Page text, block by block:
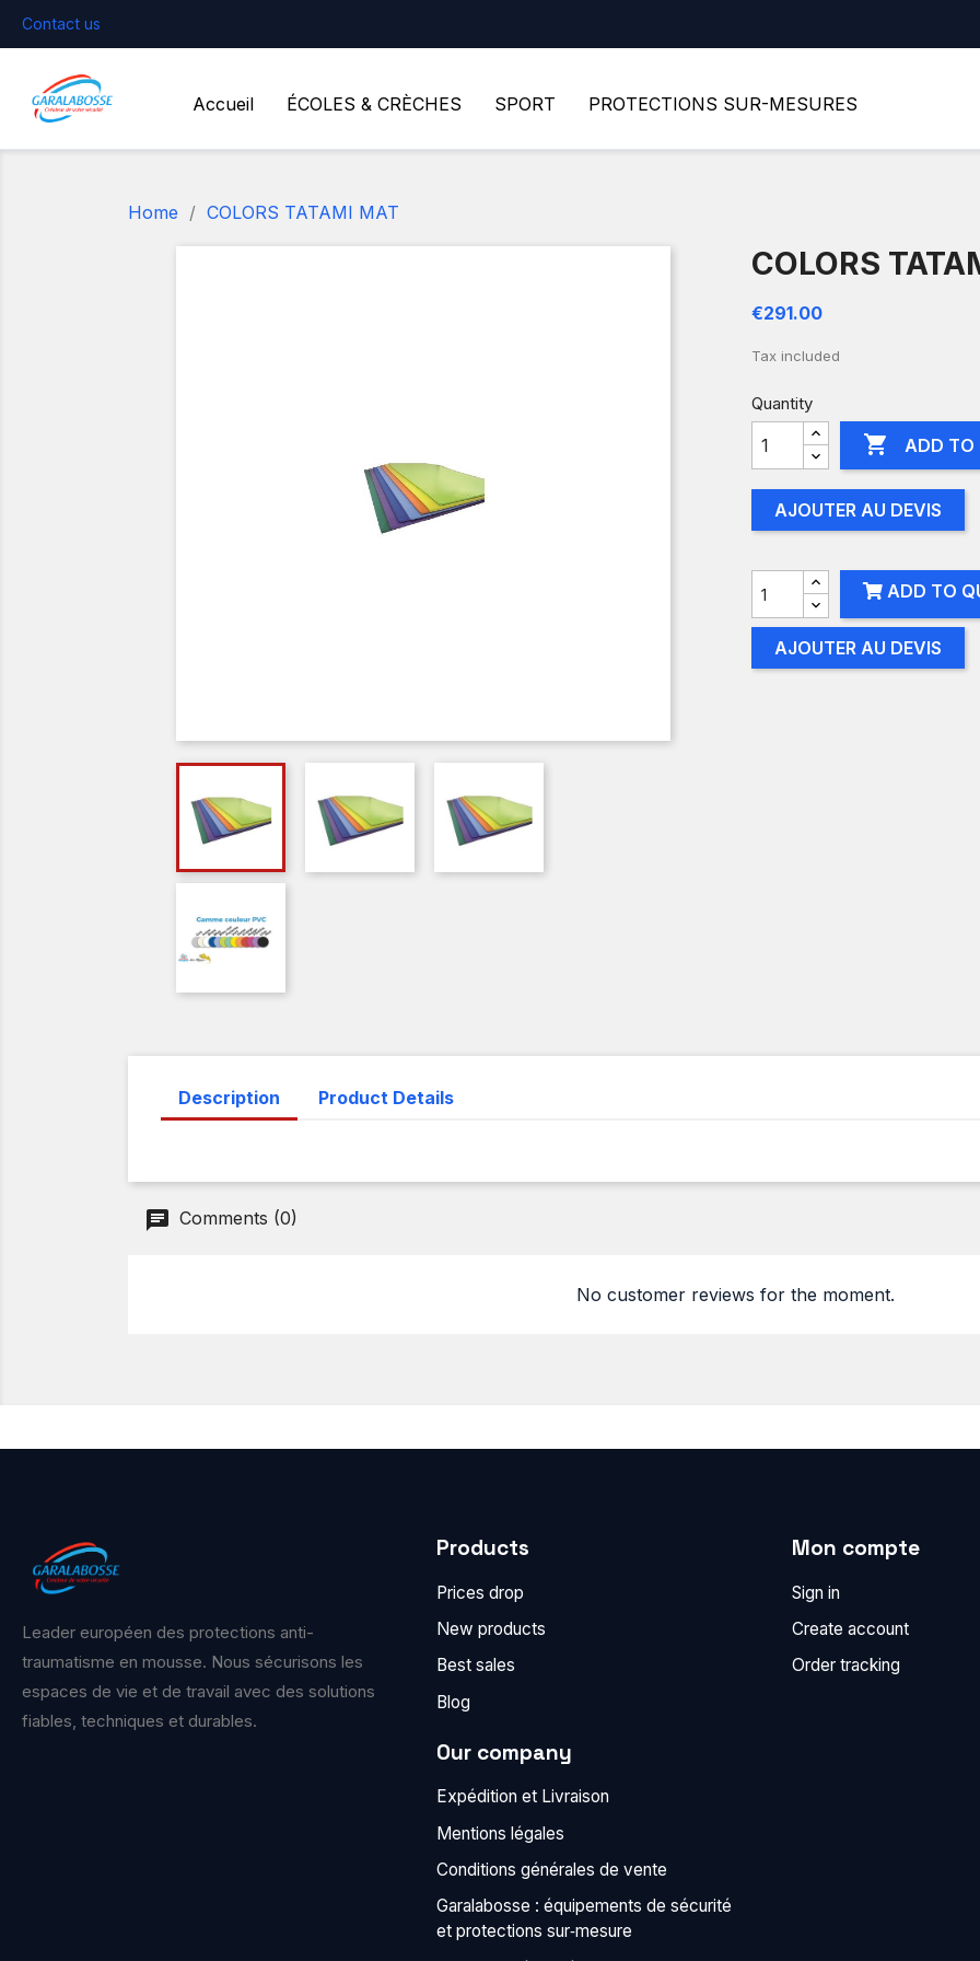
Contact us
Accueil ÉCOLES & CRÈCHES SPORT PROTECTIONS SUR-MESURES
Home COLORS TATAMI MAT
COLORS
€291.00
Tax included
Quantity
 ADD TO
AJOUTER AU DEVIS
ADD TO
AJOUTER AU DEVIS
Description Product Details
Comments (0)
No customer reviews for the moment.
Leader européen des protections anti-
traumatisme en mousse. Nous sécurisons les
espaces de vie et de travail avec des solutions
fiables, techniques et durables.
Products
Prices drop
New products
Best sales
Blog
Our company
Expédition et Livraison
Mentions légales
Conditions générales de vente
Garalabosse : équipements de sécurité
et protections sur‑mesure
Mon compte
Sign in
Create account
Order tracking